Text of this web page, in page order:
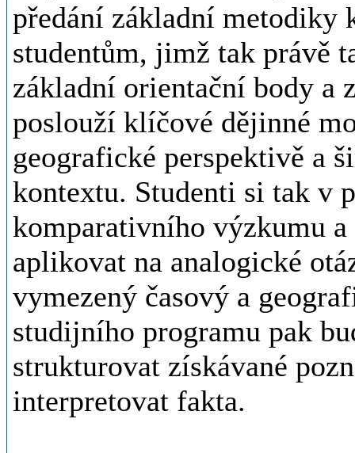
předání základní metodiky
studentům, jimž tak právě
základní orientační body a
poslouží klíčové dějinné
geografické perspektivě a
kontextu. Studenti si tak v
komparativního výzkumu
aplikovat na analogické
vymezený časový a
studijního programu pak
strukturovat získávané
interpretovat fakta.